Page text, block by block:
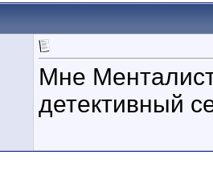
Мне
детективный